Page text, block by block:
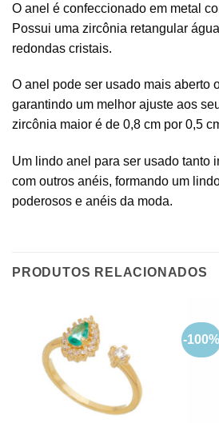
O anel é confeccionado em metal
Possui uma zircônia retangular
redondas cristais.
O anel pode ser usado mais aberto
garantindo um melhor ajuste aos
zircônia maior é de 0,8 cm por 0,5
Um lindo anel para ser usado tanto
com outros anéis, formando um
poderosos e anéis da moda.
PRODUTOS RELACIONADOS
-100%